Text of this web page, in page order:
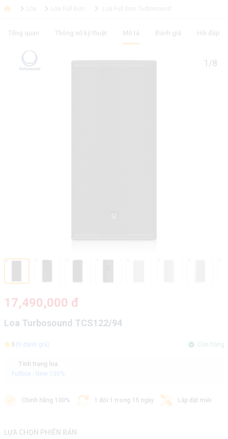
Tổng quan Thông số kỹ thuật Mô tả Đánh giá Hỏi đáp
1/8
17,490,000 đ
Loa Turbosound TCS122/94
5 (0 đánh giá) Còn hàng
Tình trạng loa
Fullbox - New 100%
Chính hãng 100% 1 đổi 1 trong 15 ngày Lắp đặt miễn phí
LỰA CHỌN PHIÊN BẢN